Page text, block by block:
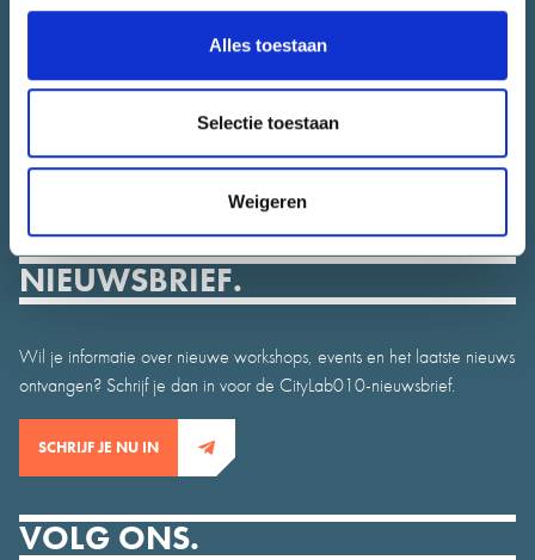
Alles toestaan
Selectie toestaan
Weigeren
Het team van CityLab010 staat voor je klaar.
NIEUWSBRIEF.
Wil je informatie over nieuwe workshops, events en het laatste nieuws
ontvangen? Schrijf je dan in voor de CityLab010-nieuwsbrief.
SCHRIJF JE NU IN
VOLG ONS.